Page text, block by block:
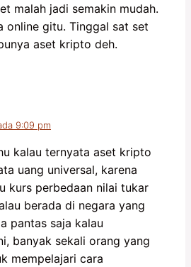
malah jadi semakin mudah.
online gitu. Tinggal sat set
aset kripto deh.
9:09 pm
kalau ternyata aset kripto
uang universal, karena
kurs perbedaan nilai tukar
berada di negara yang
pantas saja kalau
banyak sekali orang yang
mempelajari cara